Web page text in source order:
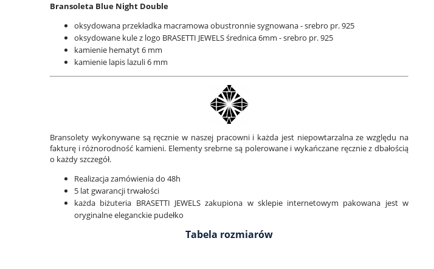
Bransoleta Blue Night Double
oksydowana przekładka macramowa obustronnie sygnowana - srebro pr. 925
oksydowane kule z logo BRASETTI JEWELS średnica 6mm - srebro pr. 925
kamienie hematyt 6 mm
kamienie lapis lazuli6 mm
Bransolety wykonywane są ręcznie w naszej pracowni i każda jest niepowtarzalna ze względu na
fakturę i różnorodność kamieni. Elementy srebrne są polerowane i wykańczane ręcznie z dbałością
o każdy szczegół.
Realizacja zamówienia do 48h
5 lat gwarancji trwałości
każda biżuteria BRASETTI JEWELS zakupiona w sklepie internetowym pakowana jest w
oryginalne eleganckie pudełko
Tabela rozmiarów